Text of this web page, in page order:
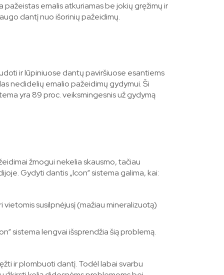
pažeistas emalis atkuriamas be jokių gręžimų ir
dantį nuo išorinių pažeidimų.
ir lūpiniuose dantų paviršiuose esantiems
nedidelių emalio pažeidimų gydymui. Ši
yra 89 proc. veiksmingesnis už gydymą
žmogui nekelia skausmo, tačiau
Gydyti dantis „Icon“ sistema galima, kai:
susilpnėjusį (mažiau mineralizuotą)
sistema lengvai išsprendžia šią problemą.
ir plombuoti dantį. Todėl labai svarbu